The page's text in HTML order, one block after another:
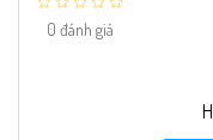
0 đánh giá